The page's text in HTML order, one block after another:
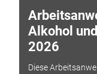
Alkohol
2026
Diese